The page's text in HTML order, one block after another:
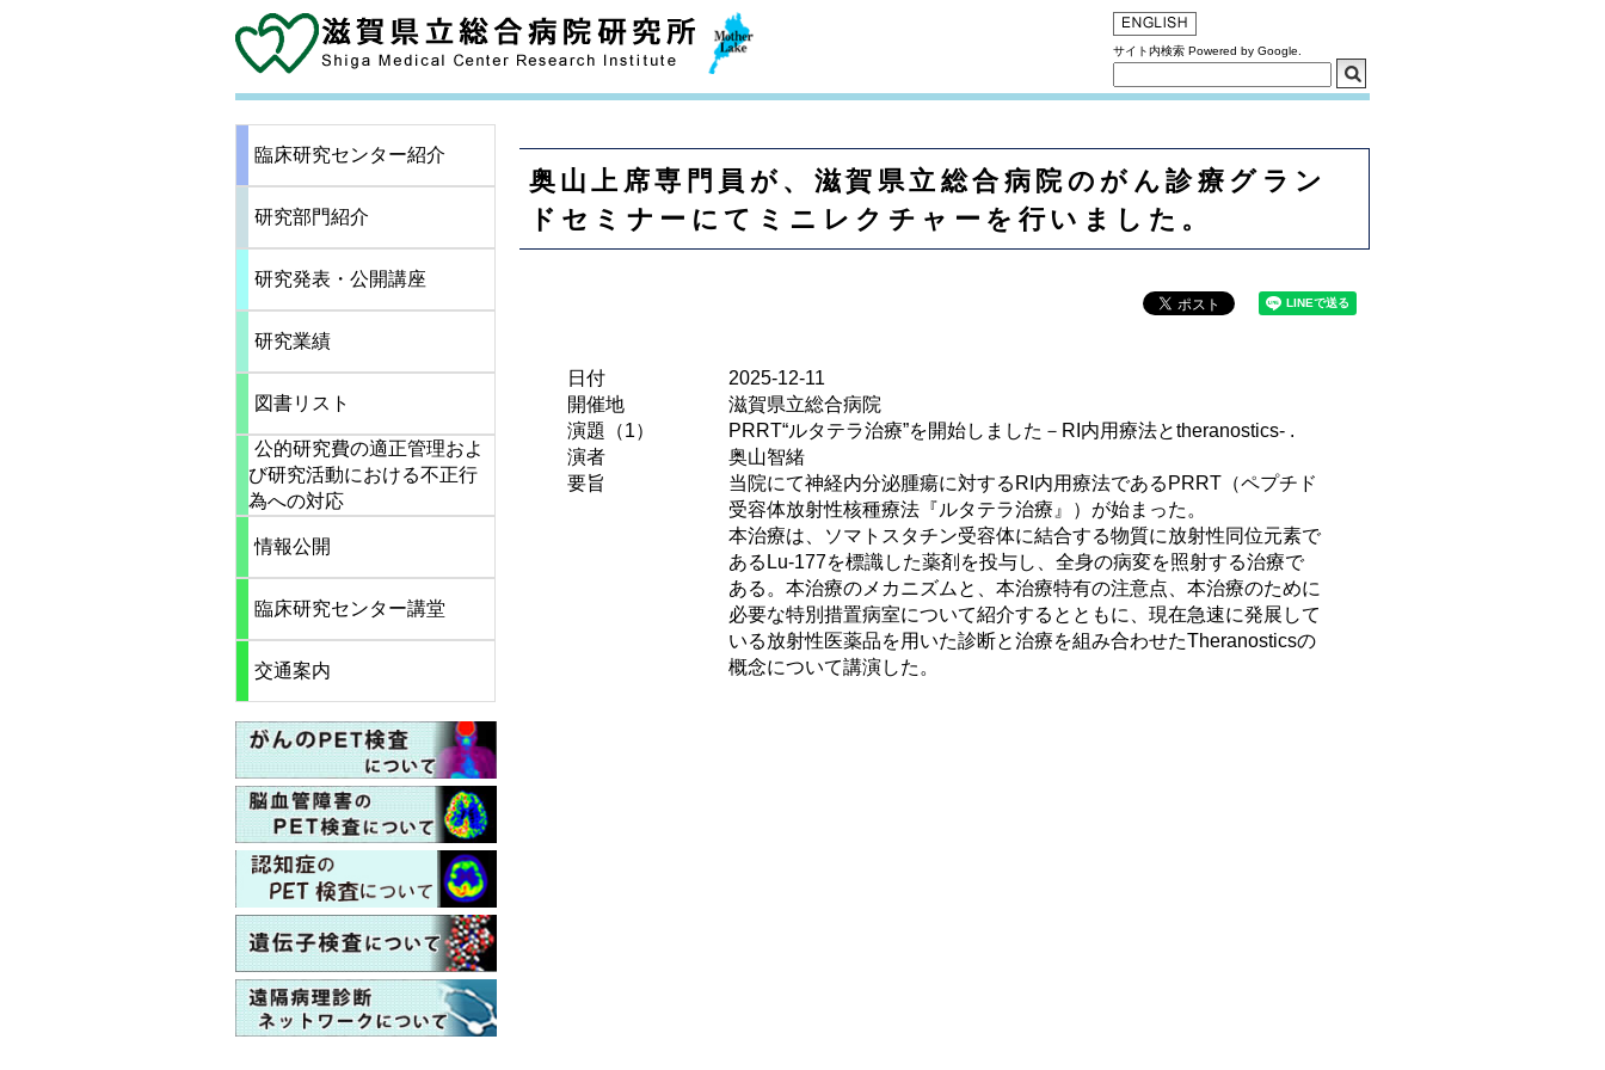
サイト内検索 Powered by Google.
臨床研究センター紹介
研究部門紹介
研究発表・公開講座
研究業績
図書リスト
公的研究費の適正管理およ
び研究活動における不正行
為への対応
情報公開
臨床研究センター講堂
交通案内
奥山上席専門員が、滋賀県立総合病院のがん診療グラン
ドセミナーにてミニレクチャーを行いました。
日付
2025-12-11
開催地
滋賀県立総合病院
演題（1）
PRRT“ルタテラ治療”を開始しました－RI内用療法とtheranostics- .
演者
奥山智緒
要旨
当院にて神経内分泌腫瘍に対するRI内用療法であるPRRT（ペプチド
本治療は、ソマトスタチン受容体に結合する物質に放射性同位元素で
あるLu-177を標識した薬剤を投与し、全身の病変を照射する治療で
ある。本治療のメカニズムと、本治療特有の注意点、本治療のために
必要な特別措置病室について紹介するとともに、現在急速に発展して
いる放射性医薬品を用いた診断と治療を組み合わせたTheranosticsの
概念について講演した。